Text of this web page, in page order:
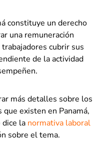
constituye un derecho
una remuneración
cubrir sus
de la actividad
más detalles sobre los
existen en Panamá,
dice la normativa laboral
sobre el tema.